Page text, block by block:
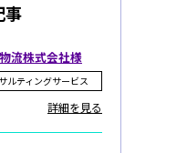
事
流株式会社様
ルティングサービス
詳細を見る